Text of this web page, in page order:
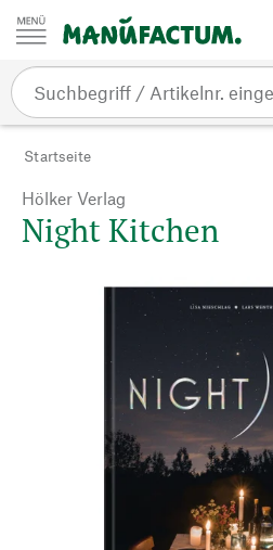
Zum Inhalt springen
Startseite
Hölker Verlag
Night Kitchen